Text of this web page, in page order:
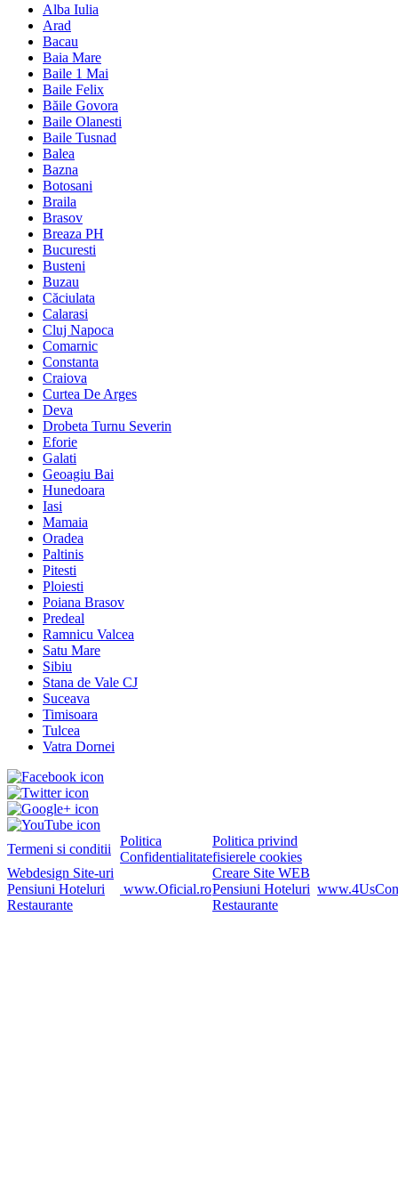
Alba Iulia
Arad
Bacau
Baia Mare
Baile 1 Mai
Baile Felix
Băile Govora
Baile Olanesti
Baile Tusnad
Balea
Bazna
Botosani
Braila
Brasov
Breaza PH
Bucuresti
Busteni
Buzau
Căciulata
Calarasi
Cluj Napoca
Comarnic
Constanta
Craiova
Curtea De Arges
Deva
Drobeta Turnu Severin
Eforie
Galati
Geoagiu Bai
Hunedoara
Iasi
Mamaia
Oradea
Paltinis
Pitesti
Ploiesti
Poiana Brasov
Predeal
Ramnicu Valcea
Satu Mare
Sibiu
Stana de Vale CJ
Suceava
Timisoara
Tulcea
Vatra Dornei
Termeni si conditii
Politica
Confidentialitate
Politica privind
fisierele cookies
Webdesign Site-uri
Pensiuni Hoteluri
Restaurante
www.Oficial.ro
Creare Site WEB
Pensiuni Hoteluri
Restaurante